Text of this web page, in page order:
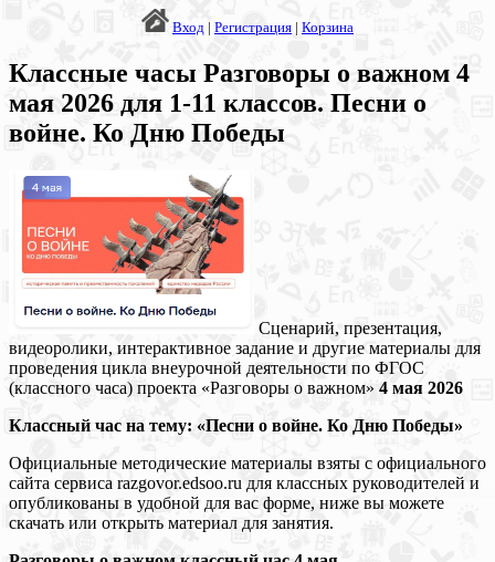
Вход | Регистрация | Корзина
Классные часы Разговоры о важном 4
мая 2026 для 1-11 классов. Песни о
войне. Ко Дню Победы
Сценарий, презентация,
видеоролики, интерактивное задание и другие материалы для
проведения цикла внеурочной деятельности по ФГОС
(классного часа) проекта «Разговоры о важном» 4 мая 2026
Классный час на тему: «Песни о войне. Ко Дню Победы»
Официальные методические материалы взяты с официального
сайта сервиса razgovor.edsoo.ru для классных руководителей и
опубликованы в удобной для вас форме, ниже вы можете
скачать или открыть материал для занятия.